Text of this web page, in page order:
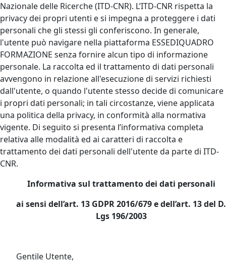
Nazionale delle Ricerche (ITD-CNR). L’ITD-CNR rispetta la
privacy dei propri utenti e si impegna a proteggere i dati
personali che gli stessi gli conferiscono. In generale,
l'utente può navigare nella piattaforma ESSEDIQUADRO
FORMAZIONE senza fornire alcun tipo di informazione
personale. La raccolta ed il trattamento di dati personali
avvengono in relazione all'esecuzione di servizi richiesti
dall'utente, o quando l'utente stesso decide di comunicare
i propri dati personali; in tali circostanze, viene applicata
una politica della privacy, in conformità alla normativa
vigente. Di seguito si presenta l’informativa completa
relativa alle modalità ed ai caratteri di raccolta e
trattamento dei dati personali dell'utente da parte di ITD-
CNR.
Informativa sul trattamento dei dati personali
ai sensi dell’art. 13 GDPR 2016/679 e dell’art. 13 del D.
Lgs 196/2003
Gentile Utente,